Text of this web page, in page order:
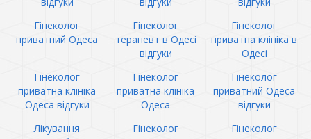
Гінеколог
приватний Одеса
Гінеколог
терапевт в Одесі
відгуки
Гінеколог
приватна клініка в
Одесі
Гінеколог
приватна клініка
Одеса відгуки
Гінеколог
приватна клініка
Одеса
Гінеколог
приватний Одеса
відгуки
Лікування
Гінеколог
Гінеколог